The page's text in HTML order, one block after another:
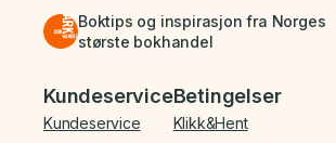
Boktips og inspirasjon fra Norges
største bokhandel
Bunnmeny
Kundeservice
Kundeservice
Betingelser
Klikk&Hent